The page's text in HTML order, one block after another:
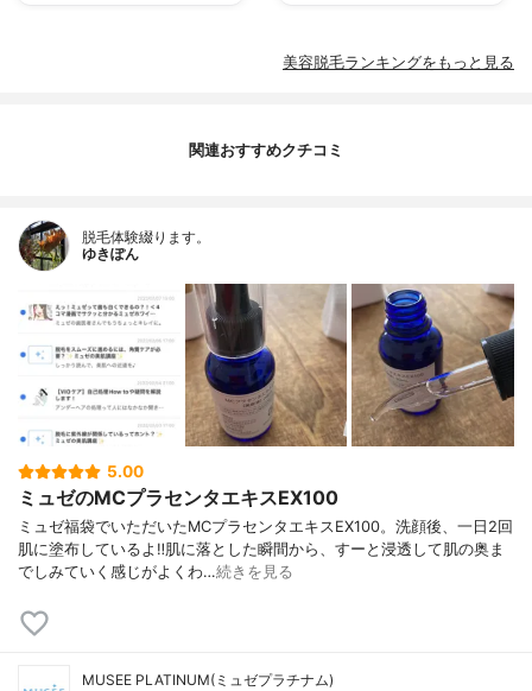
美容脱毛ランキングをもっと見る
関連おすすめクチコミ
脱毛体験綴ります。
ゆきぽん
5.00
ミュゼのMCプラセンタエキスEX100
ミュゼ福袋でいただいたMCプラセンタエキスEX100。洗顔後、一日2回
肌に塗布しているよ‼︎肌に落とした瞬間から、すーと浸透して肌の奥ま
でしみていく感じがよくわ…続きを見る
MUSEE PLATINUM(ミュゼプラチナム)